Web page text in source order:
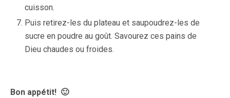
cuisson.
Puis retirez-les du plateau et saupoudrez-les de
sucre en poudre au goût. Savourez ces pains de
Dieu chaudes ou froides.
Bon appétit! 🙂